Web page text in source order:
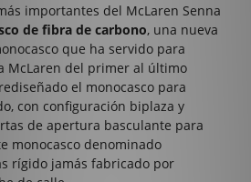
importantes del McLaren Senna
de fibra de carbono, una nueva
que ha servido para
McLaren del primer al último
el monocasco para
con configuración biplaza y
de apertura basculante para
monocasco denominado
rígido jamás fabricado por